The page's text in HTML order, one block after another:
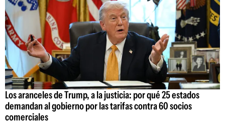
Los aranceles de Trump, a la justicia: por qué 25 estados
demandan al gobierno por las tarifas contra 60 socios
comerciales